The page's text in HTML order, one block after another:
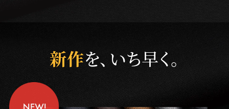
新作を、いち早く。